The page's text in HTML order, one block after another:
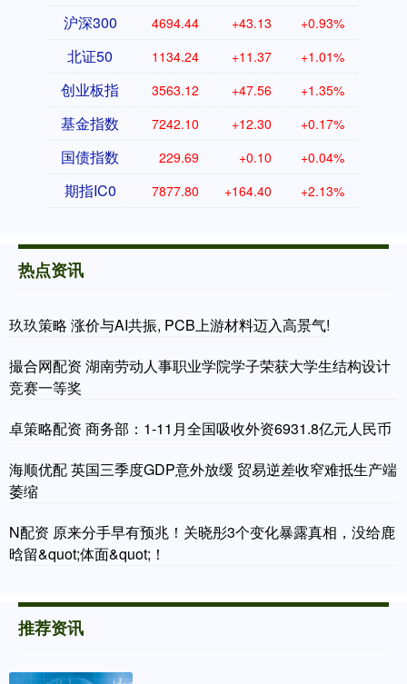
沪深300 4694.44 +43.13 +0.93%
北证50 1134.24 +11.37 +1.01%
创业板指 3563.12 +47.56 +1.35%
基金指数 7242.10 +12.30 +0.17%
国债指数 229.69 +0.10 +0.04%
期指IC0 7877.80 +164.40 +2.13%
热点资讯
玖玖策略 涨价与AI共振, PCB上游材料迈入高景气!
撮合网配资 湖南劳动人事职业学院学子荣获大学生结构设计
竞赛一等奖
卓策略配资 商务部：1-11月全国吸收外资6931.8亿元人民币
海顺优配 英国三季度GDP意外放缓 贸易逆差收窄难抵生产端
萎缩
N配资 原来分手早有预兆！关晓彤3个变化暴露真相，没给鹿
晗留&quot;体面&quot;！
推荐资讯